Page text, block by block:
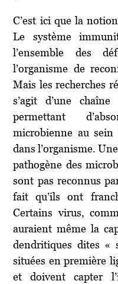
C’est ici que la
Le système
l’ensemble des
l’organisme de
Mais les recherches
s’agit d’une
permettant
microbienne au
dans l’organisme.
pathogène des
sont pas reconnus
fait qu’ils ont
Certains virus,
auraient même la
dendritiques dites «
situées en première
et doivent capter